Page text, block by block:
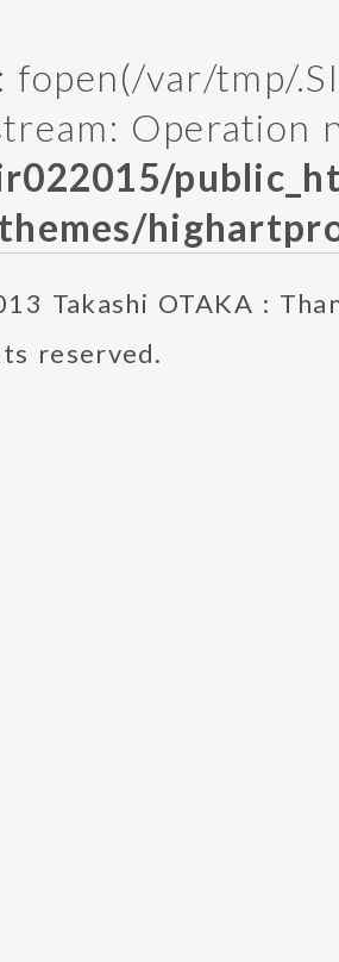
: fopen(/var/tmp/
Operation
Takashi OTAKA :
reserved.